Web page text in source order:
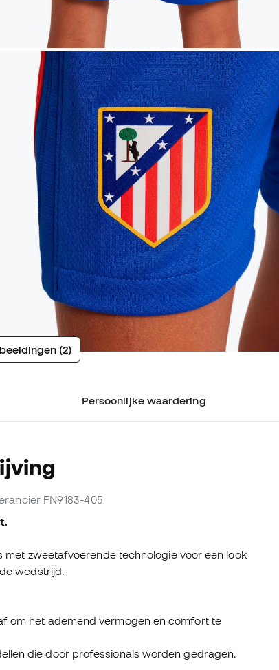
(2)
Persoonlijke waardering
FN9183-405
zweetafvoerende technologie voor een look
wedstrijd.
om het ademend vermogen en comfort te
die door professionals worden gedragen.